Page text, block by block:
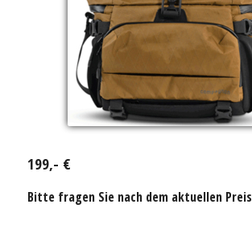
199,- €
Bitte fragen Sie nach dem aktuellen Preis